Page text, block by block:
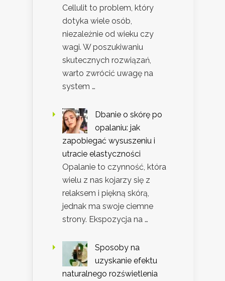
Cellulit to problem, który
dotyka wiele osób,
niezależnie od wieku czy
wagi. W poszukiwaniu
skutecznych rozwiązań,
warto zwrócić uwagę na
system …
Dbanie o skórę po
opalaniu: jak
zapobiegać wysuszeniu i
utracie elastyczności
Opalanie to czynność, która
wielu z nas kojarzy się z
relaksem i piękną skórą,
jednak ma swoje ciemne
strony. Ekspozycja na …
Sposoby na
uzyskanie efektu
naturalnego rozświetlenia